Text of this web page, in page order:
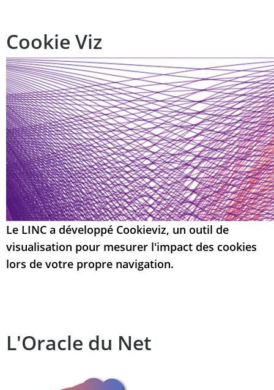
Cookie Viz
Le LINC a développé Cookieviz, un outil de
visualisation pour mesurer l'impact des cookies
lors de votre propre navigation.
L'Oracle du Net